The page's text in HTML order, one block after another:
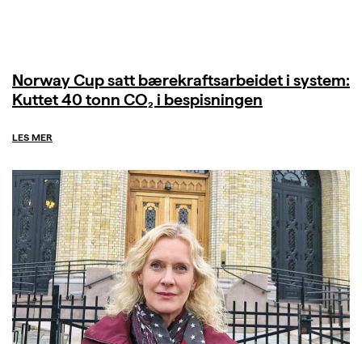
Norway Cup satt bærekraftsarbeidet i system:
Kuttet 40 tonn CO₂ i bespisningen
LES MER